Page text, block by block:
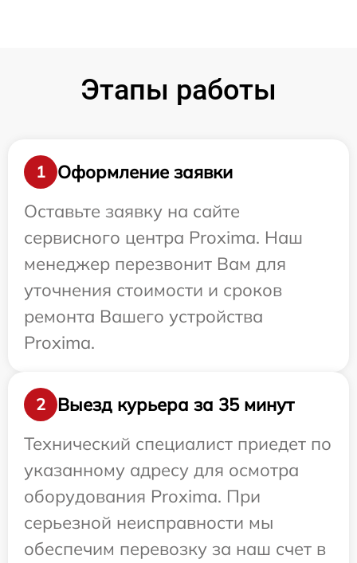
Этапы работы
1
Оформление заявки
Оставьте заявку на сайте
сервисного центра Proxima. Наш
менеджер перезвонит Вам для
уточнения стоимости и сроков
ремонта Вашего устройства
Proxima.
2
Выезд курьера за 35 минут
Технический специалист приедет по
указанному адресу для осмотра
оборудования Proxima. При
серьезной неисправности мы
обеспечим перевозку за наш счет в